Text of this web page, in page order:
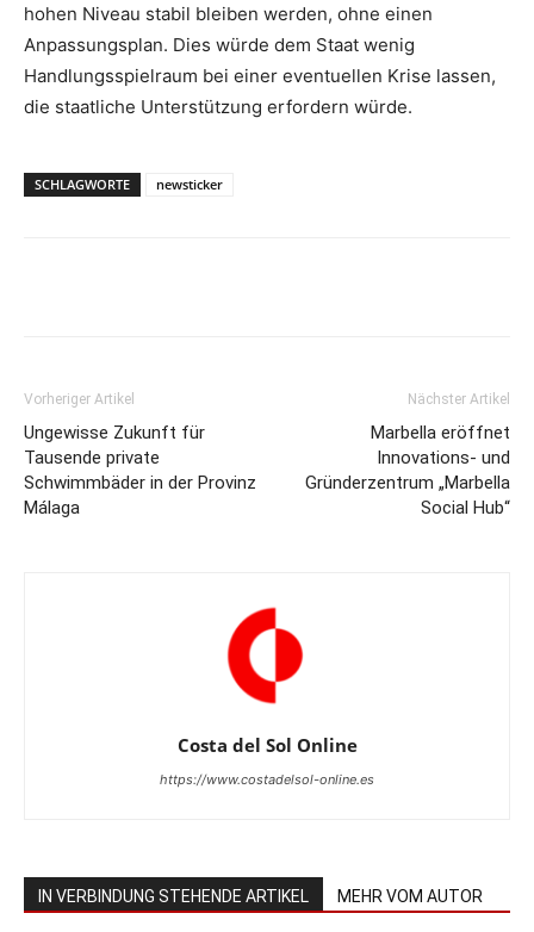
hohen Niveau stabil bleiben werden, ohne einen
Anpassungsplan. Dies würde dem Staat wenig
Handlungsspielraum bei einer eventuellen Krise lassen,
die staatliche Unterstützung erfordern würde.
SCHLAGWORTE newsticker
Vorheriger Artikel
Ungewisse Zukunft für
Tausende private
Schwimmbäder in der Provinz
Málaga
Nächster Artikel
Marbella eröffnet
Innovations- und
Gründerzentrum „Marbella
Social Hub“
Costa del Sol Online
https://www.costadelsol-online.es
IN VERBINDUNG STEHENDE ARTIKEL MEHR VOM AUTOR